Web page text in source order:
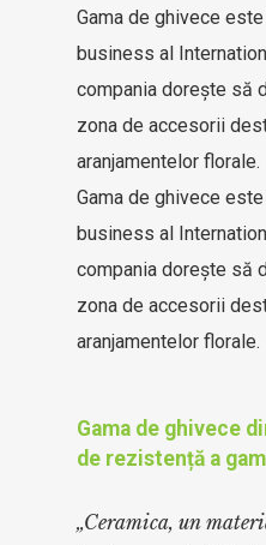
Gama de ghivece
business al
compania dorește să
zona de accesorii
aranjamentelor florale.
Gama de ghivece
business al
compania dorește să
zona de accesorii
aranjamentelor florale.
Gama de ghivece
de rezistență a
„Ceramica, un